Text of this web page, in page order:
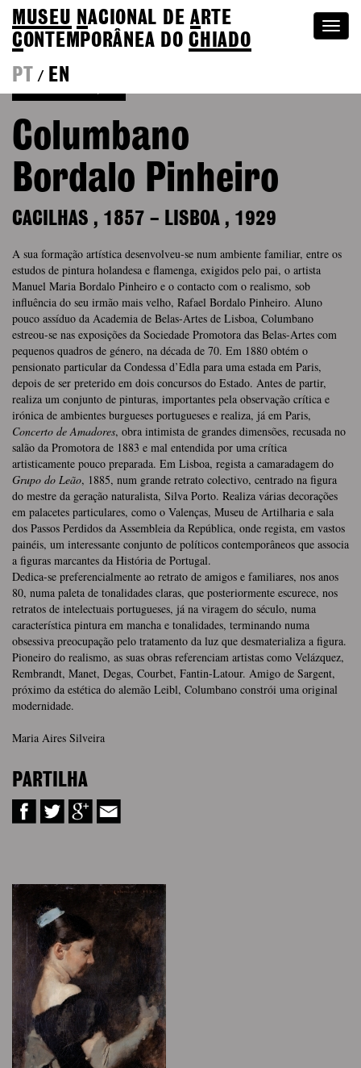
MUSEU NACIONAL DEA RTE
CONTEMPORÂNEA DOCHIADO
PT
/ EN
Columbano
Bordalo Pinheiro
CACILHAS , 1857 – LISBOA , 1929
A sua formação artística desenvolveu-se num ambiente familiar, entre os
estudos de pintura holandesa e flamenga, exigidos pelo pai, o artista
Manuel Maria Bordalo Pinheiro e o contacto com o realismo, sob
influência do seu irmão mais velho, Rafael Bordalo Pinheiro. Aluno
pouco assíduo da Academia de Belas-Artes de Lisboa, Columbano
estreou-se nas exposições da Sociedade Promotora das Belas-Artes com
pequenos quadros de género, na década de 70. Em 1880 obtém o
pensionato particular da Condessa d’Edla para uma estada em Paris,
depois de ser preterido em dois concursos do Estado. Antes de partir,
realiza um conjunto de pinturas, importantes pela observação crítica e
irónica de ambientes burgueses portugueses e realiza, já em Paris,
Concerto de Amadores, obra intimista de grandes dimensões, recusada no
salão da Promotora de 1883 e mal entendida por uma crítica
artisticamente pouco preparada. Em Lisboa, regista a camaradagem do
Grupo do Leão, 1885, num grande retrato colectivo, centrado na figura
do mestre da geração naturalista, Silva Porto. Realiza várias decorações
em palacetes particulares, como o Valenças, Museu de Artilharia e sala
dos Passos Perdidos da Assembleia da República, onde regista, em vastos
painéis, um interessante conjunto de políticos contemporâneos que associa
a figuras marcantes da História de Portugal.
Dedica-se preferencialmente ao retrato de amigos e familiares, nos anos
80, numa paleta de tonalidades claras, que posteriormente escurece, nos
retratos de intelectuais portugueses, já na viragem do século, numa
característica pintura em mancha e tonalidades, terminando numa
obsessiva preocupação pelo tratamento da luz que desmaterializa a figura.
Pioneiro do realismo, as suas obras referenciam artistas como Velázquez,
Rembrandt, Manet, Degas, Courbet, Fantin-Latour. Amigo de Sargent,
próximo da estética do alemão Leibl, Columbano constrói uma original
modernidade.
Maria Aires Silveira
PARTILHA